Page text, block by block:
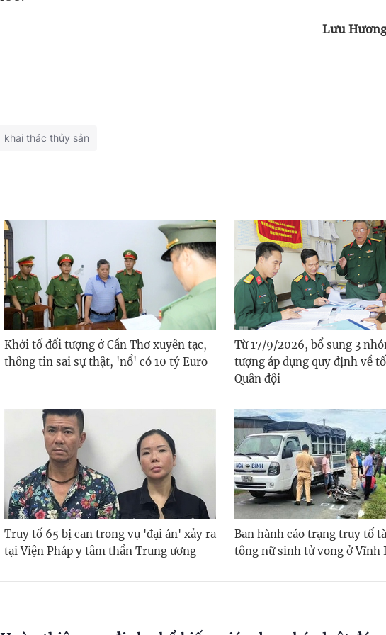
Lưu Hương
khai thác thủy sản
Khởi tố đối tượng ở Cần Thơ xuyên tạc,
thông tin sai sự thật, 'nổ' có 10 tỷ Euro
Từ 17/9/2026, bổ sung 3
tượng áp dụng quy định về
Quân đội
Truy tố 65 bị can trong vụ 'đại án' xảy ra
tại Viện Pháp y tâm thần Trung ương
Ban hành cáo trạng truy tố
tông nữ sinh tử vong ở Vĩnh